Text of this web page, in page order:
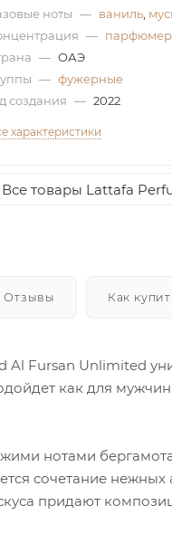
ноты — ваниль,
—
— ОАЭ
— фужерные
создания — 2022
характеристики
Все товары Lattafa
Отзывы Как
Fursan Unlimited
как для
нотами
сочетание
придают